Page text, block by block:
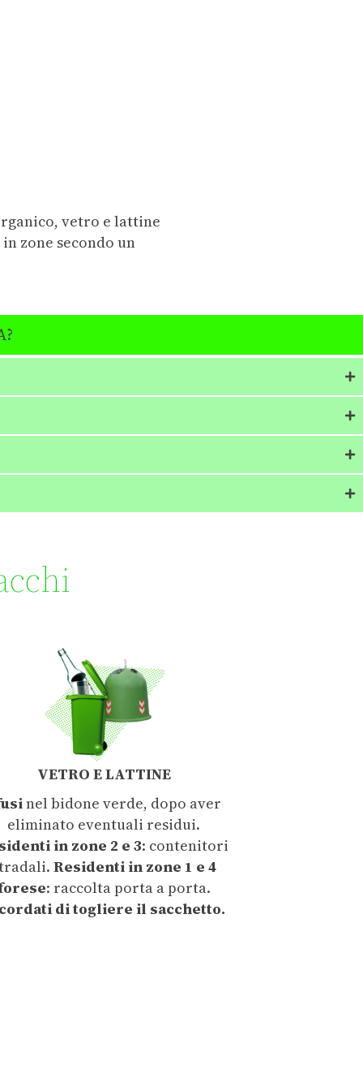
vetro e lattine
zone secondo un
VETRO E LATTINE
nel bidone verde, dopo aver
eliminato eventuali residui.
in zone 2 e 3: contenitori
Residenti in zone 1 e 4
: raccolta porta a porta.
di togliere il sacchetto.